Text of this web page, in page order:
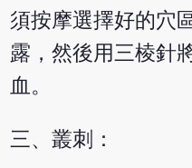
須按摩選擇好的穴
露，然後用三棱針
血。
三、叢刺：